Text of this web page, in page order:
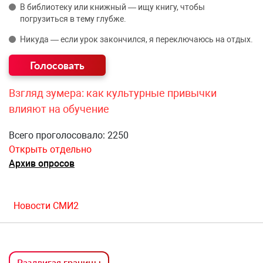
В библиотеку или книжный — ищу книгу, чтобы
погрузиться в тему глубже.
Никуда — если урок закончился, я переключаюсь на отдых.
Взгляд зумера: как культурные привычки
влияют на обучение
Всего проголосовало: 2250
Открыть отдельно
Архив опросов
Новости СМИ2